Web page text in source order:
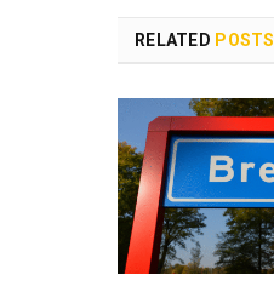
RELATED POSTS